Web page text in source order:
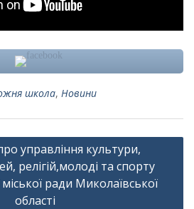
школа, Новини
управління культури,
релігій,молоді та спорту
ради Миколаївської
області